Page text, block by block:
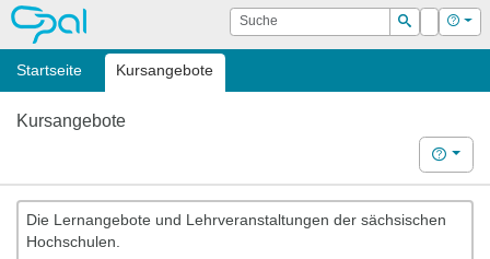
OPAL Suche
Suchen
Login Hilfe
Startseite Kursangebote
Kursangebote
Hilfe
Die Lernangebote und Lehrveranstaltungen der sächsischen
Hochschulen.